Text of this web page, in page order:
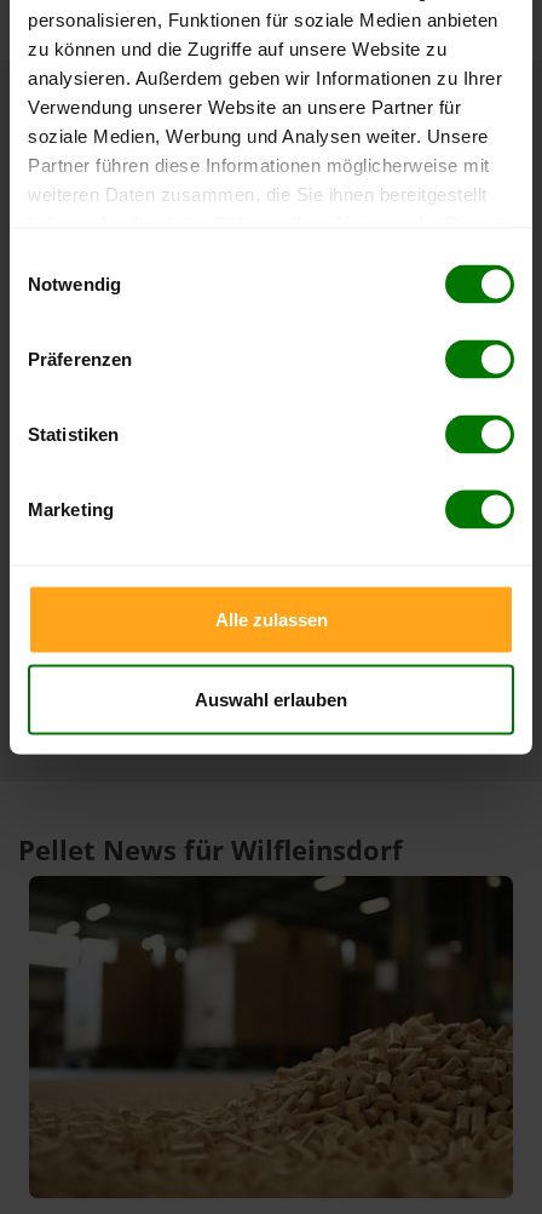
personalisieren, Funktionen für soziale Medien anbieten
zu können und die Zugriffe auf unsere Website zu
analysieren. Außerdem geben wir Informationen zu Ihrer
Verwendung unserer Website an unsere Partner für
soziale Medien, Werbung und Analysen weiter. Unsere
Partner führen diese Informationen möglicherweise mit
weiteren Daten zusammen, die Sie ihnen bereitgestellt
Notwendig
Präferenzen
Statistiken
Marketing
Alle zulassen
Auswahl erlauben
Höchst- und Tiefststände der
Pelletspreise in Wilfleinsdorf
Datum zeigt, wann der Höchst- oder Tiefststand im
4 Wochen
398,01 €
10.02.2026 08.08.2025
Pellet News für Wilfleinsdorf